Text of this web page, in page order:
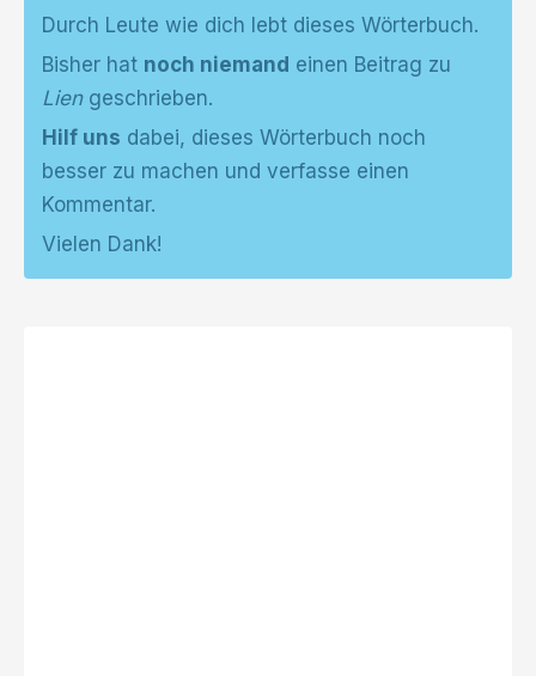
Durch Leute wie dich lebt dieses Wörterbuch.
Bisher hat noch niemand einen Beitrag zu
Liengeschrieben.
Hilf uns dabei, dieses Wörterbuch noch
besser zu machen und verfasse einen
Kommentar.
Vielen Dank!